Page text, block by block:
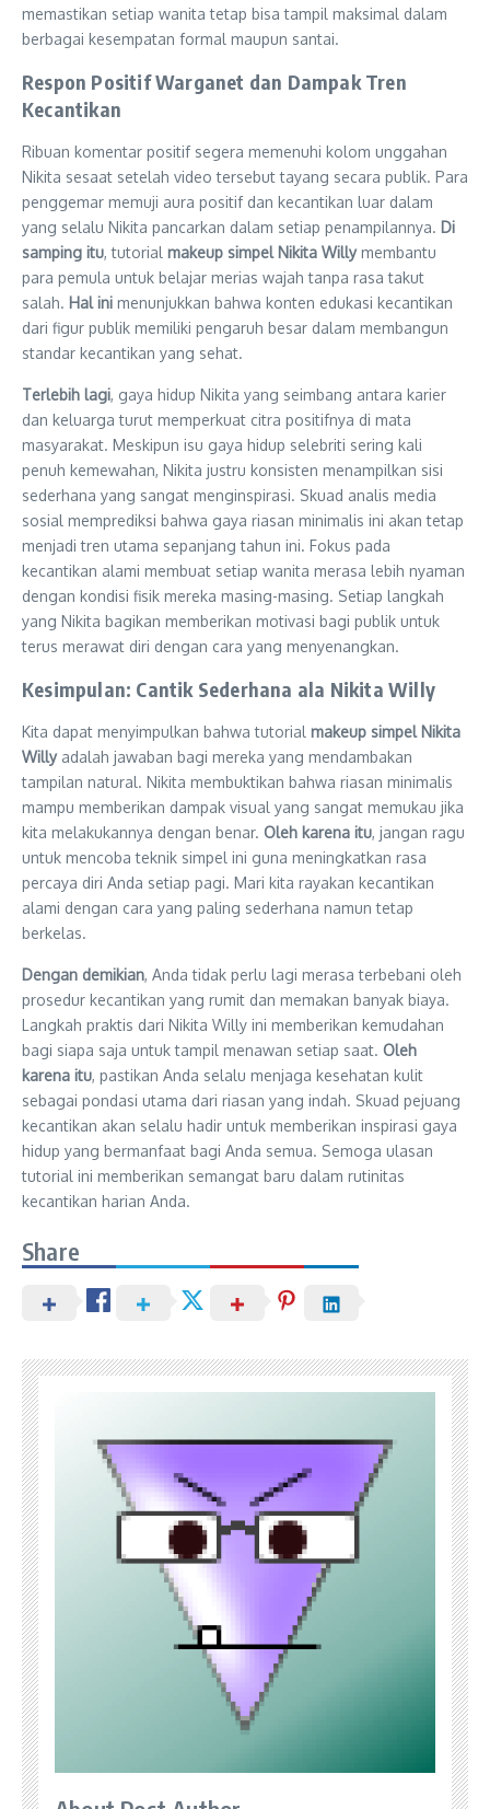
memastikan setiap wanita tetap bisa tampil maksimal dalam
berbagai kesempatan formal maupun santai.
Respon Positif Warganet dan Dampak Tren
Kecantikan
Ribuan komentar positif segera memenuhi kolom unggahan
Nikita sesaat setelah video tersebut tayang secara publik. Para
penggemar memuji aura positif dan kecantikan luar dalam
yang selalu Nikita pancarkan dalam setiap penampilannya. Di
samping itu, tutorial makeup simpel Nikita Willymembantu
para pemula untuk belajar merias wajah tanpa rasa takut
salah. Hal ini menunjukkan bahwa konten edukasi kecantikan
dari figur publik memiliki pengaruh besar dalam membangun
standar kecantikan yang sehat.
Terlebih lagi, gaya hidup Nikita yang seimbang antara karier
dan keluarga turut memperkuat citra positifnya di mata
masyarakat. Meskipun isu gaya hidup selebriti sering kali
penuh kemewahan, Nikita justru konsisten menampilkan sisi
sederhana yang sangat menginspirasi. Skuad analis media
sosial memprediksi bahwa gaya riasan minimalis ini akan tetap
menjadi tren utama sepanjang tahun ini. Fokus pada
kecantikan alami membuat setiap wanita merasa lebih nyaman
dengan kondisi fisik mereka masing-masing. Setiap langkah
yang Nikita bagikan memberikan motivasi bagi publik untuk
terus merawat diri dengan cara yang menyenangkan.
Kesimpulan: Cantik Sederhana ala Nikita Willy
Kita dapat menyimpulkan bahwa tutorial makeup simpel Nikita
Willyadalah jawaban bagi mereka yang mendambakan
tampilan natural. Nikita membuktikan bahwa riasan minimalis
mampu memberikan dampak visual yang sangat memukau jika
kita melakukannya dengan benar. Oleh karena itu, jangan ragu
untuk mencoba teknik simpel ini guna meningkatkan rasa
percaya diri Anda setiap pagi. Mari kita rayakan kecantikan
alami dengan cara yang paling sederhana namun tetap
berkelas.
Dengan demikian, Anda tidak perlu lagi merasa terbebani oleh
prosedur kecantikan yang rumit dan memakan banyak biaya.
Langkah praktis dari Nikita Willy ini memberikan kemudahan
bagi siapa saja untuk tampil menawan setiap saat. Oleh
karena itu, pastikan Anda selalu menjaga kesehatan kulit
sebagai pondasi utama dari riasan yang indah. Skuad pejuang
kecantikan akan selalu hadir untuk memberikan inspirasi gaya
hidup yang bermanfaat bagi Anda semua. Semoga ulasan
tutorial ini memberikan semangat baru dalam rutinitas
kecantikan harian Anda.
Share